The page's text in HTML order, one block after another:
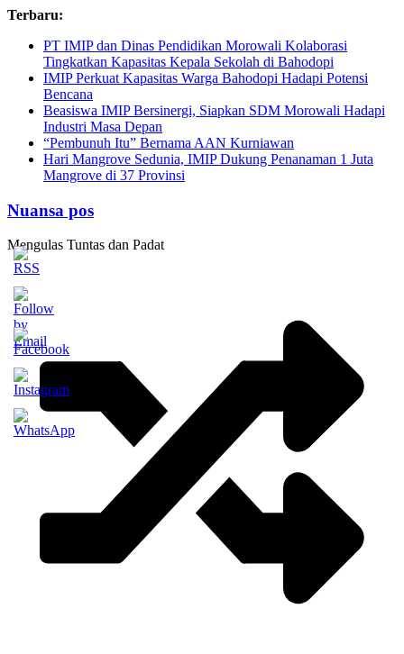
Skip
content
Terbaru:
PT IMIP dan Dinas Pendidikan Morowali Kolaborasi
Tingkatkan Kapasitas Kepala Sekolah di Bahodopi
IMIP Perkuat Kapasitas Warga Bahodopi Hadapi Potensi
Bencana
Beasiswa IMIP Bersinergi, Siapkan SDM Morowali Hadapi
Industri Masa Depan
“Pembunuh Itu” Bernama AAN Kurniawan
Hari Mangrove Sedunia, IMIP Dukung Penanaman 1 Juta
Mangrove di 37 Provinsi
Nuansa pos
Mengulas Tuntas dan Padat